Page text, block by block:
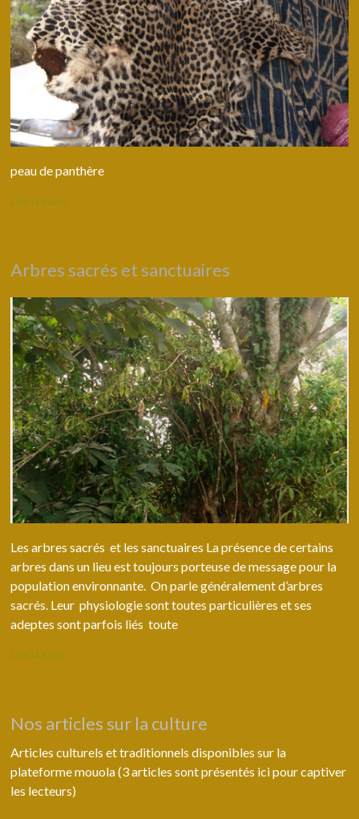
peau de panthère
Lire la suite
Arbres sacrés et sanctuaires
Les arbres sacrés et les sanctuaires La présence de certains
arbres dans un lieu est toujours porteuse de message pour la
population environnante. On parle généralement d’arbres
sacrés. Leur physiologie sont toutes particulières et ses
adeptes sont parfois liés toute
Lire la suite
Nos articles sur la culture
Articles culturels et traditionnels disponibles sur la
plateforme mouola (3 articles sont présentés ici pour captiver
les lecteurs)